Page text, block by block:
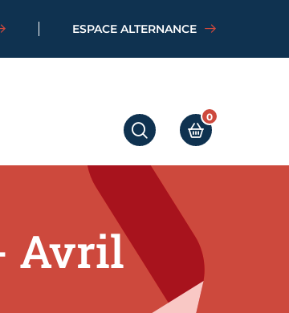
ESPACE ALTERNANCE
RECHERCHERMON PANIER
0
Avril